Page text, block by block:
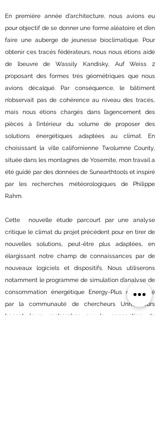
En première année d'architecture, nous avions eu
pour objectif de se donner une forme aléatoire et d’en
faire une auberge de jeunesse bioclimatique. Pour
obtenir ces tracés fédérateurs, nous nous étions aidé
de l’oeuvre de Wassily Kandisky, Auf Weiss 2
proposant des formes très géométriques que nous
avions décalqué. Par conséquence, le bâtiment
n’observait pas de cohérence au niveau des tracés,
mais nous étions chargés dans l’agencement des
pièces à l’intérieur du volume de proposer des
solutions énergétiques adaptées au climat. En
choisissant la ville californienne Twolumne County,
située dans les montagnes de Yosemite, mon travail a
été guidé par des données de Sunearthtools et inspiré
par les recherches météorologiques de Philippe
Rahm.
Cette nouvelle étude parcourt par une analyse
critique le climat du projet précédent pour en tirer de
nouvelles solutions, peut-être plus adaptées, en
élargissant notre champ de connaissances par de
nouveaux logiciels et dispositifs. Nous utiliserons
notamment le programme de simulation d’analyse de
consommation énergétique Energy-Plus développé
par la communauté de chercheurs Unmethours
basant leurs recherches sur la conception de